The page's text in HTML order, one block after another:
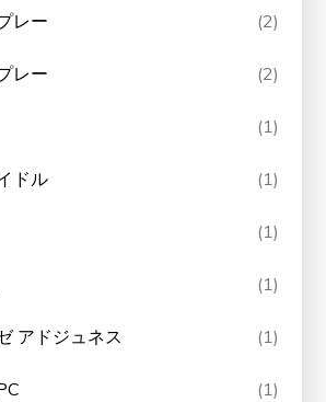
レー (2)
レー (2)
(1)
ドル (1)
(1)
(1)
アドジュネス (1)
(1)